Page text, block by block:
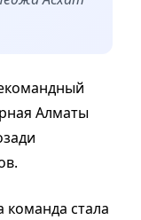
Алматы
команда стала